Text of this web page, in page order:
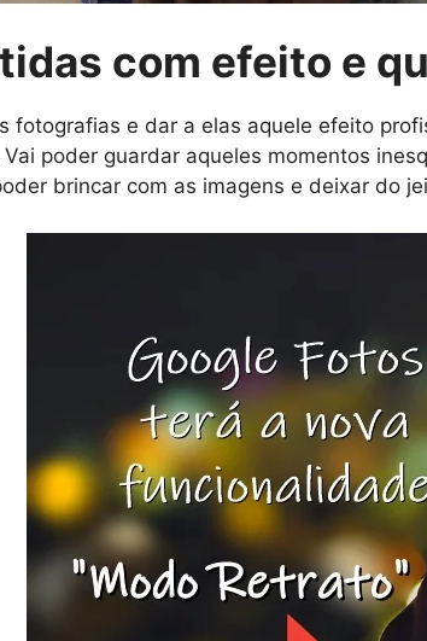
com efeito e
fotografias e dar a elas aquele efeito
poder guardar aqueles momentos
brincar com as imagens e deixar do